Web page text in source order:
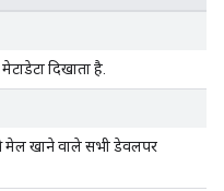
दिखाता है.
मेल खाने वाले सभी डेवलपर